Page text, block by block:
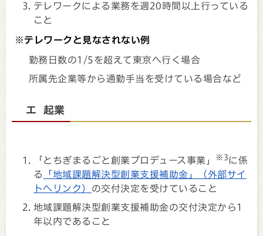
テレワークによる業務を週20時間以上行っている
こと
※テレワークと見なされない例
勤務日数の1/5を超えて東京へ行く場合
所属先企業等から通勤手当を受けている場合など
エ 起業
「とちぎまるごと創業プロデュース事業」 ※3に係
る
「地域課題解決型創業支援補助金」（外部サイ
トへリンク） の交付決定を受けていること
地域課題解決型創業支援補助金の交付決定から1
年以内であること